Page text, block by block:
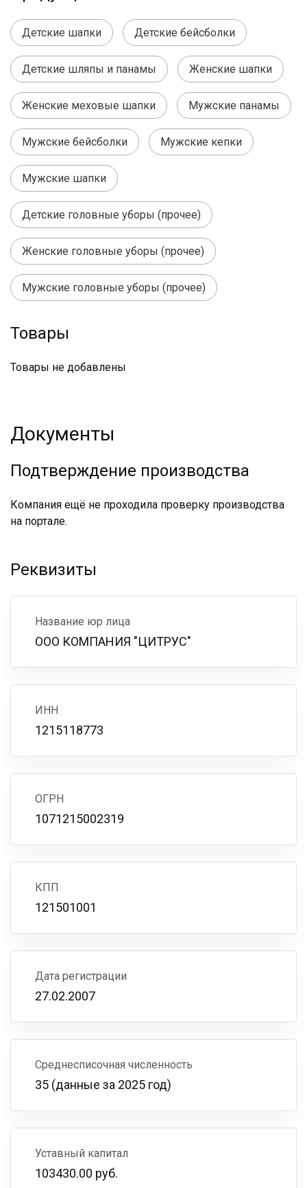
Детские шапки Детские бейсболки
Детские шляпы и панамы Женские шапки
Женские меховые шапки Мужские панамы
Мужские бейсболки Мужские кепки
Мужские шапки
Детские головные уборы (прочее)
Женские головные уборы (прочее)
Мужские головные уборы (прочее)
Товары
Товары не добавлены
Документы
Подтверждение производства
Компания ещё не проходила проверку производства
на портале.
Реквизиты
Название юр лица
ООО КОМПАНИЯ "ЦИТРУС"
ИНН
1215118773
ОГРН
1071215002319
КПП
121501001
Дата регистрации
27.02.2007
Среднесписочная численность
35 (данные за 2025 год)
Уставный капитал
103430.00 руб.